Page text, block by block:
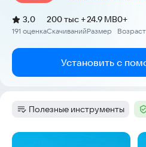
Рейтинг:
3,0
(
191 оценка
)
Скачиваний
200 тыс +
Размер
24.9 MB
Возраст
0+
Установить с
Категория:
Полезные инструменты
Скриншоты